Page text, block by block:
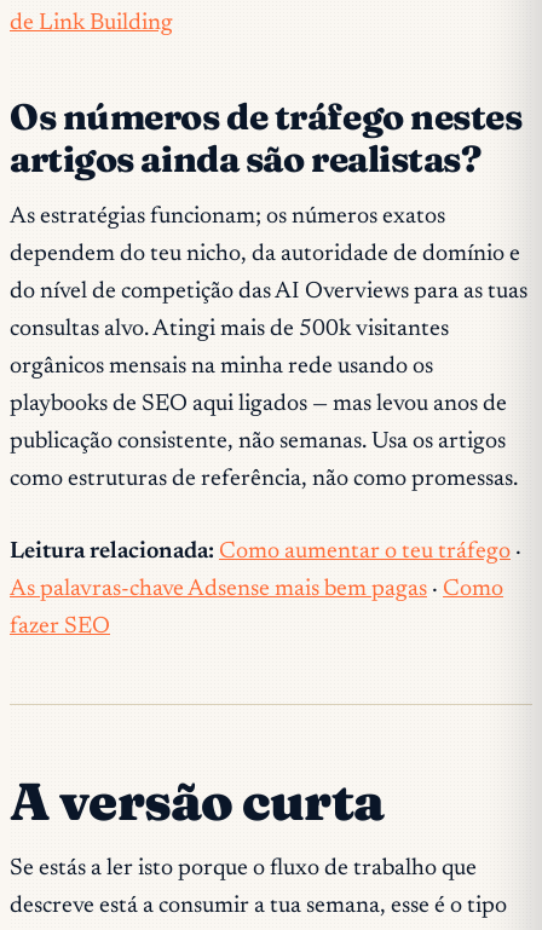
de Link Building
Os números de tráfego nestes
artigos ainda são realistas?
As estratégias funcionam; os números exatos
dependem do teu nicho, da autoridade de domínio e
do nível de competição das AI Overviews para as tuas
consultas alvo. Atingi mais de 500k visitantes
orgânicos mensais na minha rede usando os
playbooks de SEO aqui ligados — mas levou anos de
publicação consistente, não semanas. Usa os artigos
como estruturas de referência, não como promessas.
Leitura relacionada: Como aumentar o teu tráfego ·
As palavras-chave Adsense mais bem pagas · Como
fazer SEO
A versão curta
Se estás a ler isto porque o fluxo de trabalho que
descreve está a consumir a tua semana, esse é o tipo